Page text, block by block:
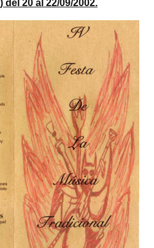
del 20 al 22/09/2002.